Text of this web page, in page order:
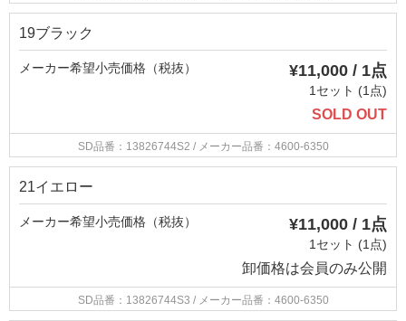
19ブラック
メーカー希望小売価格（税抜） ¥11,000 / 1点
1セット (1点)
SOLD OUT
SD品番：13826744S2 / メーカー品番：4600-6350
21イエロー
メーカー希望小売価格（税抜） ¥11,000 / 1点
1セット (1点)
卸価格は会員のみ公開
SD品番：13826744S3 / メーカー品番：4600-6350